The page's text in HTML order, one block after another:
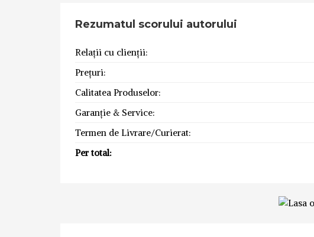
Rezumatul scorului autorului
Relații cu clienții:
Prețuri:
Calitatea Produselor:
Garanție & Service:
Termen de Livrare/Curierat:
Per total: